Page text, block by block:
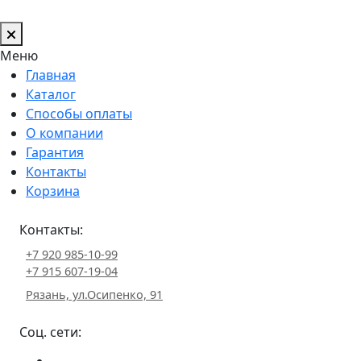
Меню
Главная
Каталог
Способы оплаты
О компании
Гарантия
Контакты
Корзина
Контакты:
+7 920 985-10-99
+7 915 607-19-04
Рязань, ул.Осипенко, 91
Соц. сети: